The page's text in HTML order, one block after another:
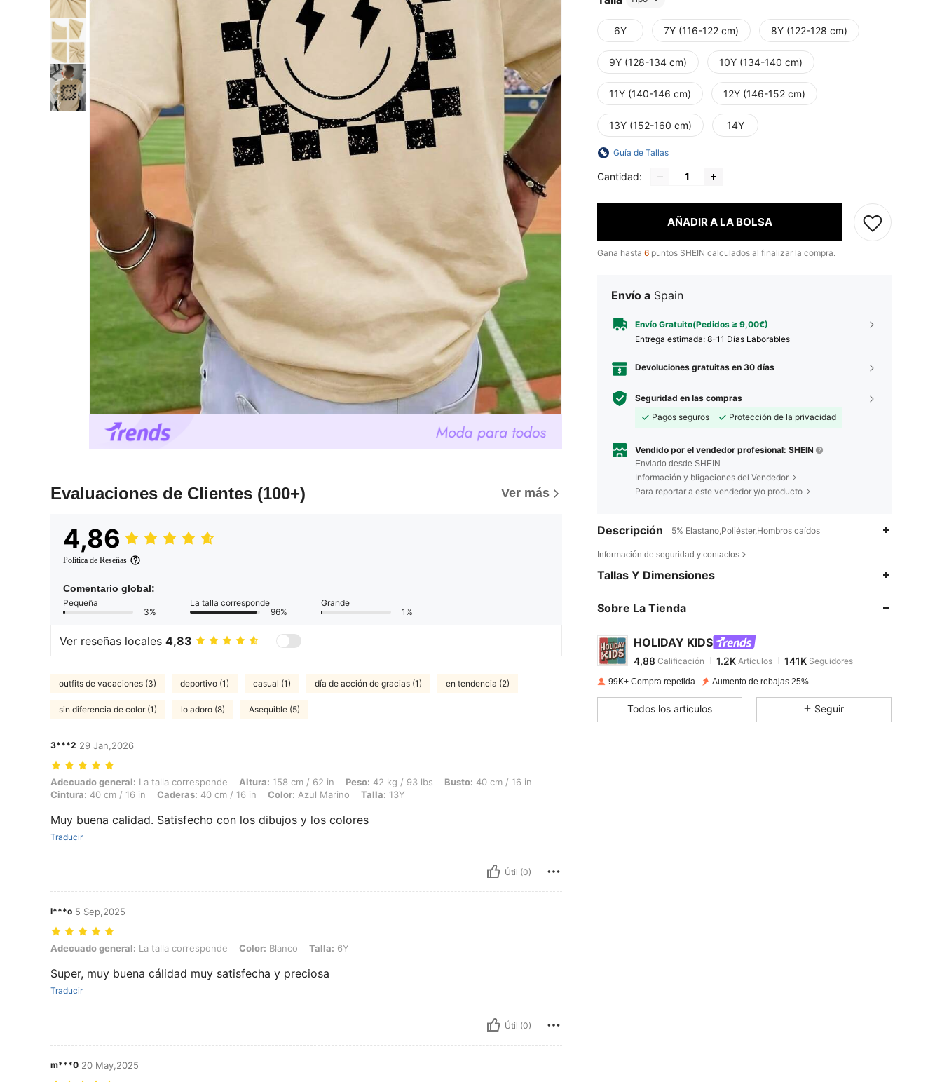
Evaluaciones de Clientes (100+) Ver más
4,86
Política de Reseñas
Comentario global:
Pequeña
3%
La talla corresponde
96%
Grande
1%
Ver reseñas locales 4,83
outfits de vacaciones (3) deportivo (1) casual (1) día de acción de gracias (1) en tendencia (2)
sin diferencia de color (1) lo adoro (8) Asequible (5)
3***2 29 Jan,2026
Adecuado general: La talla corresponde, Altura: 158 cm / 62 in, Peso: 42 kg / 93 lbs, Busto: 40 cm / 16 in, Cintura: 40 cm / 16 in, Caderas: 40 cm / 16 in, Color: Azul Marino, Talla: 13Y
Adecuado general: La talla corresponde Altura: 158 cm / 62 in Peso: 42 kg / 93 lbs Busto: 40 cm / 16 in
Cintura: 40 cm / 16 in Caderas: 40 cm / 16 in Color: Azul Marino Talla: 13Y
Muy buena calidad. Satisfecho con los dibujos y los colores
Traducir
Útil (0)
l***o 5 Sep,2025
Adecuado general: La talla corresponde, Color: Blanco, Talla: 6Y
Adecuado general: La talla corresponde Color: Blanco Talla: 6Y
Super, muy buena cálidad muy satisfecha y preciosa
Traducir
Útil (0)
m***0 20 May,2025
6Y 7Y (116-122 cm) 8Y (122-128 cm)
9Y (128-134 cm) 10Y (134-140 cm)
11Y (140-146 cm) 12Y (146-152 cm)
13Y (152-160 cm) 14Y
Guía de Tallas
Cantidad:
AÑADIR A LA BOLSA
Gana hasta 6 puntos SHEIN calculados al finalizar la compra.
Envío a Spain
Envío Gratuito(Pedidos ≥ 9,00€)
Entrega estimada: 8-11 Días Laborables
Devoluciones gratuitas en 30 días
Seguridad en las compras
Pagos seguros
Protección de la privacidad
Vendido por el vendedor profesional: SHEIN
Enviado desde SHEIN
Información y bligaciones del Vendedor
Para reportar a este vendedor y/o producto
Descripción 5% Elastano,Poliéster,Hombros caídos
Información de seguridad y contactos
Tallas Y Dimensiones
Sobre La Tienda
HOLIDAY KIDS
4,88
4,88 1.2KArtículos
v***9pagadoHace 1 día
99K+ Compra repetida Aumento de rebajas 25%
Todos los artículos Seguir